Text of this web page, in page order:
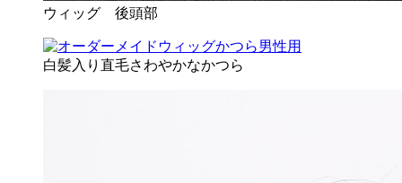
ウィッグ 後頭部
白髪入り直毛さわやかなかつら